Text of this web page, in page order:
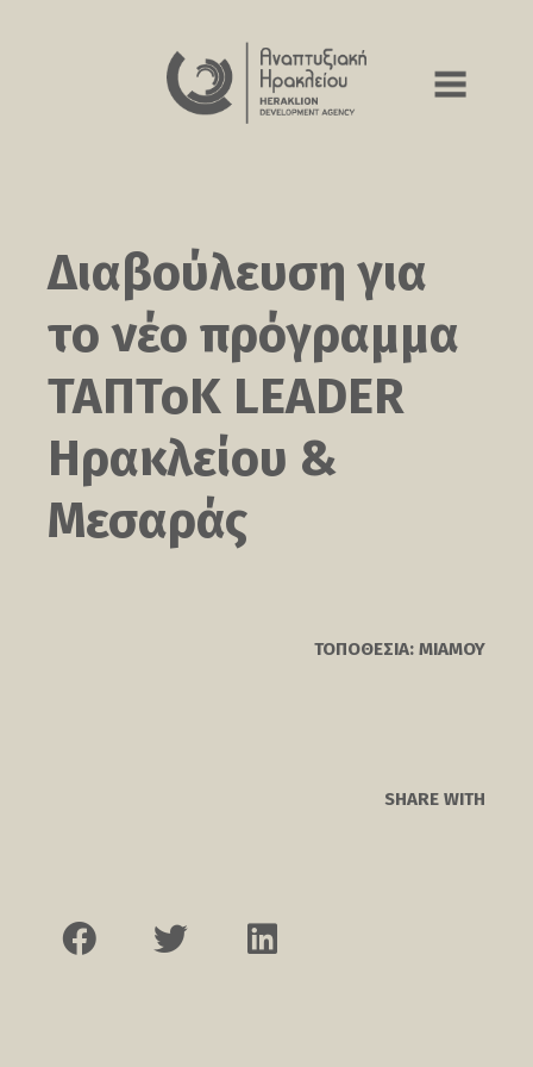
Διαβούλευση για
το νέο πρόγραμμα
ΤΑΠΤοΚ LEADER
Ηρακλείου &
Μεσαράς​​
ΤΟΠΟΘΕΣΙΑ: ΜΙΑΜΟΥ
SHARE WITH